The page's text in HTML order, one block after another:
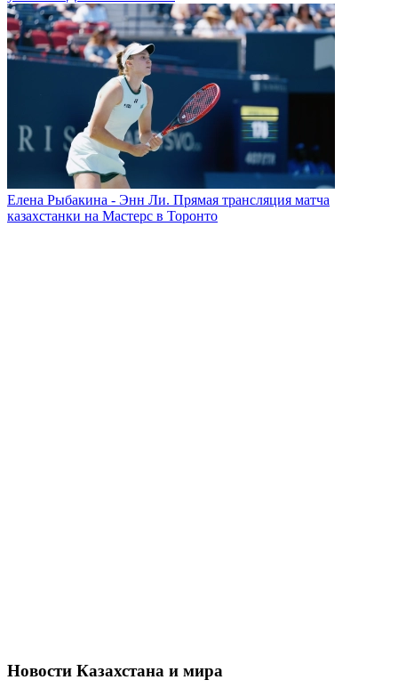
Елена Рыбакина - Энн Ли. Прямая трансляция матча
казахстанки на Мастерс в Торонто
Новости Казахстана и мира